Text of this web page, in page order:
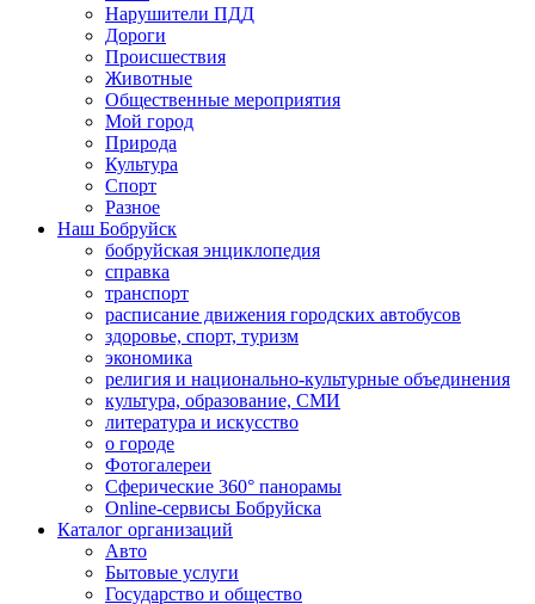
Нарушители ПДД
Дороги
Происшествия
Животные
Общественные мероприятия
Мой город
Природа
Культура
Спорт
Разное
Наш Бобруйск
бобруйская энциклопедия
справка
транспорт
расписание движения городских автобусов
здоровье, спорт, туризм
экономика
религия и национально-культурные объединения
культура, образование, СМИ
литература и искусство
о городе
Фотогалереи
Сферические 360° панорамы
Online-сервисы Бобруйска
Каталог организаций
Авто
Бытовые услуги
Государство и общество